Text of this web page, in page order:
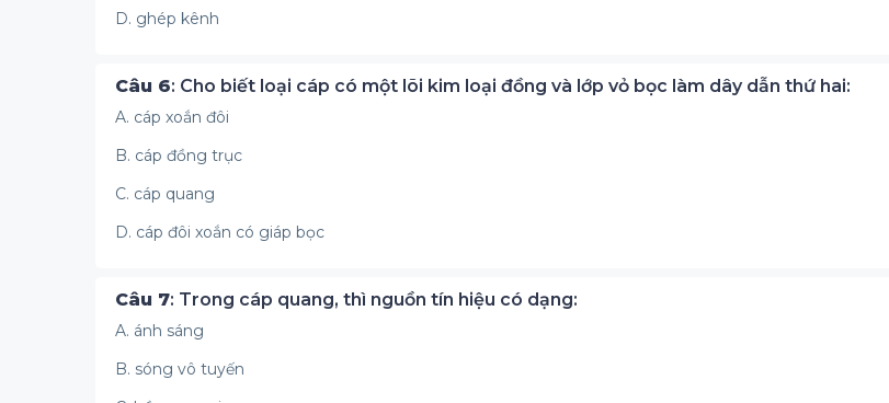
D. ghép kênh
Câu 6: Cho biết loại cáp có một lõi kim loại đồng và lớp vỏ bọc làm dây dẫn thứ hai:
A. cáp xoắn đôi
B. cáp đồng trục
C. cáp quang
D. cáp đôi xoắn có giáp bọc
Câu 7: Trong cáp quang, thì nguồn tín hiệu có dạng:
A. ánh sáng
B. sóng vô tuyến